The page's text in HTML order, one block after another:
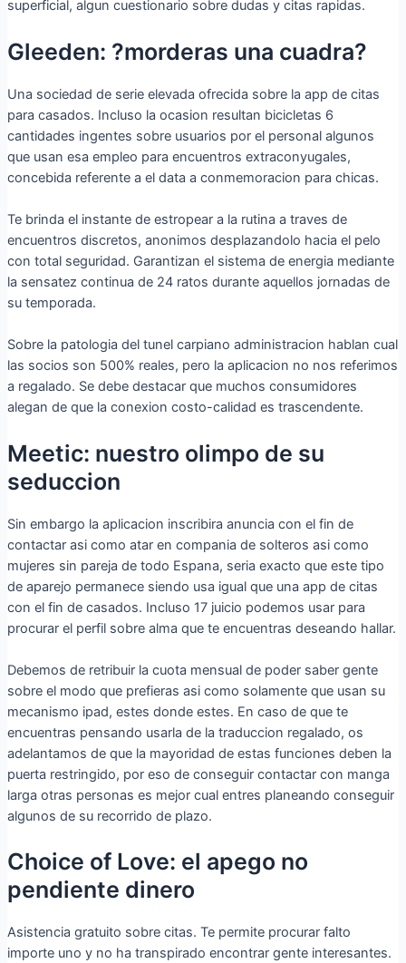
superficial, algun cuestionario sobre dudas y citas rapidas.
Gleeden: ?morderas una cuadra?
Una sociedad de serie elevada ofrecida sobre la app de citas
para casados. Incluso la ocasion resultan bicicletas 6
cantidades ingentes sobre usuarios por el personal algunos
que usan esa empleo para encuentros extraconyugales,
concebida referente a el data a conmemoracion para chicas.
Te brinda el instante de estropear a la rutina a traves de
encuentros discretos, anonimos desplazandolo hacia el pelo
con total seguridad. Garantizan el sistema de energia mediante
la sensatez continua de 24 ratos durante aquellos jornadas de
su temporada.
Sobre la patologi­a del tunel carpiano administracion hablan cual
las socios son 500% reales, pero la aplicacion no nos referimos
a regalado. Se debe destacar que muchos consumidores
alegan de que la conexion costo-calidad es trascendente.
Meetic: nuestro olimpo de su
seduccion
Sin embargo la aplicacion inscribira anuncia con el fin de
contactar asi­ como atar en compania de solteros asi­ como
mujeres sin pareja de todo Espana, seri­a exacto que este tipo
de aparejo permanece siendo usa igual que una app de citas
con el fin de casados. Incluso 17 juicio podemos usar para
procurar el perfil sobre alma que te encuentras deseando hallar.
Debemos de retribuir la cuota mensual de poder saber gente
sobre el modo que prefieras asi­ como solamente que usan su
mecanismo ipad, estes donde estes. En caso de que te
encuentras pensando usarla de la traduccion regalado, os
adelantamos de que la mayoridad de estas funciones deben la
puerta restringido, por eso de conseguir contactar con manga
larga otras personas es mejor cual entres planeando conseguir
algunos de su recorrido de plazo.
Choice of Love: el apego no
pendiente dinero
Asistencia gratuito sobre citas. Te permite procurar falto
importe uno y no ha transpirado encontrar gente interesantes.